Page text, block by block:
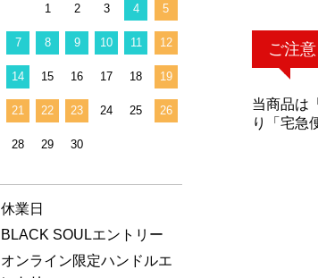
ご注意
当商品は
り「宅急
1 2 3 4 5
7 8 9 10 11 12
14 15 16 17 18 19
21 22 23 24 25 26
28 29 30
休業日
BLACK SOULエントリー
オンライン限定ハンドルエ